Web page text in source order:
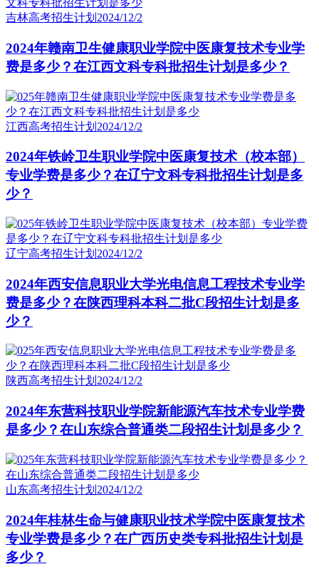
吉林高考招生计划 2024/12/2
2024年赣南卫生健康职业学院中医康复技术专业学
费是多少？在江西文科专科批招生计划是多少？
江西高考招生计划 2024/12/2
2024年铁岭卫生职业学院中医康复技术（校本部）
专业学费是多少？在辽宁文科专科批招生计划是多
少？
辽宁高考招生计划 2024/12/2
2024年西安信息职业大学光电信息工程技术专业学
费是多少？在陕西理科本科二批C段招生计划是多
少？
陕西高考招生计划 2024/12/2
2024年东营科技职业学院新能源汽车技术专业学费
是多少？在山东综合普通类二段招生计划是多少？
山东高考招生计划 2024/12/2
2024年桂林生命与健康职业技术学院中医康复技术
专业学费是多少？在广西历史类专科批招生计划是
多少？